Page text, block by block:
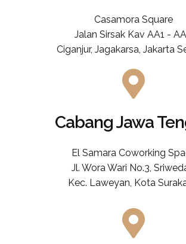
Casamora Square
Jalan Sirsak Kav AA1 -
Ciganjur, Jagakarsa, Jakarta
Cabang Jawa
El Samara Coworking
Jl. Wora Wari No.3,
Kec. Laweyan, Kota